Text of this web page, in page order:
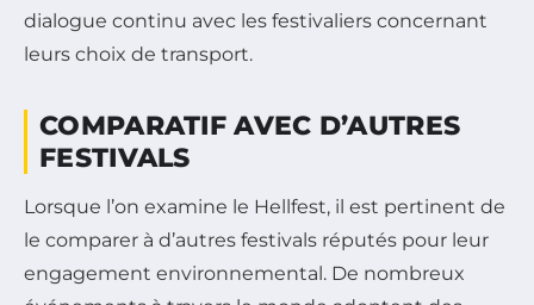
dialogue continu avec les festivaliers concernant
leurs choix de transport.
COMPARATIF AVEC D’AUTRES
FESTIVALS
Lorsque l’on examine le Hellfest, il est pertinent de
le comparer à d’autres festivals réputés pour leur
engagement environnemental. De nombreux